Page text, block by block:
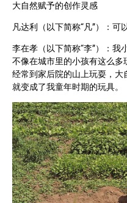
大自然赋予的创作灵感
凡达利（以下简称“凡”）：可
李在孝（以下简称“李”）：我
不像在城市里的小孩有这么
经常到家后院的山上玩耍，
就变成了我童年时期的玩具。